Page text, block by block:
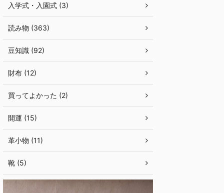
入学式・入園式 (3)
読み物 (363)
豆知識 (92)
財布 (12)
買ってよかった (2)
開運 (15)
革小物 (11)
靴 (5)